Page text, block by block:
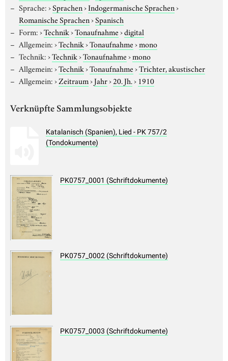
Sprache:›Sprachen›Indogermanische Sprachen›
Romanische Sprachen›Spanisch
Form:›Technik›Tonaufnahme›digital
Allgemein:›Technik›Tonaufnahme›mono
Technik:›Technik›Tonaufnahme›mono
Allgemein:›Technik›Tonaufnahme›Trichter, akustischer
Allgemein:›Zeitraum›Jahr›20. Jh.› 1910
Verknüpfte Sammlungsobjekte
Katalanisch (Spanien), Lied - PK 757/2
(Tondokumente)
PK0757_0001 (Schriftdokumente)
PK0757_0002 (Schriftdokumente)
PK0757_0003 (Schriftdokumente)